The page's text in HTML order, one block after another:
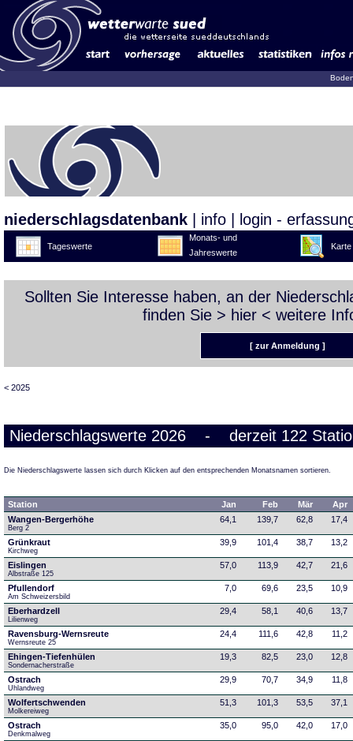
niederschlagsdatenbank info login -
Tageswerte
Monats- und
Jahreswerte
Karte
Sollten Sie Interesse haben, an der
finden Sie > hier < weitere
[ zur Anmeldung ]
< 2025
Niederschlagswerte 2026 - derzeit 122
Die Niederschlagswerte lassen sich durch Klicken auf den entsprechenden Monatsnamen sortieren.
Station Jan Feb Mär
Apr
Wangen-Bergerhöhe
Berg 2
64,1 139,7 62,8 17,4
Grünkraut
Kirchweg
39,9 101,4 38,7 13,2
Eislingen
Albstraße 125
57,0 113,9 42,7 21,6
Pfullendorf
Am Schweizersbild
7,0 69,6 23,5 10,9
Eberhardzell
Lilienweg
29,4 58,1 40,6 13,7
Ravensburg-Wernsreute
Wernsreute 25
24,4 111,6 42,8 11,2
Ehingen-Tiefenhülen
Sondernacherstraße
19,3 82,5 23,0 12,8
Ostrach
Uhlandweg
29,9 70,7 34,9 11,8
Wolfertschwenden
Molkereiweg
51,3 101,3 53,5 37,1
Ostrach
Denkmalweg
35,0 95,0 42,0 17,0